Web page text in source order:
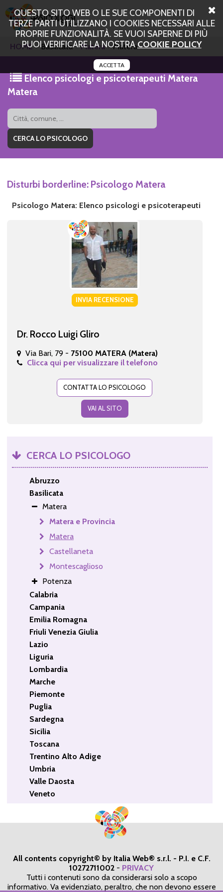
QUESTO SITO WEB O LE SUE COMPONENTI DI
TERZE PARTI UTILIZZANO I COOKIES NECESSARI ALLE
PROPRIE FUNZIONALITÀ. SE VUOI SAPERNE DI PIÙ
PUOI VERIFICARE LA NOSTRACOOKIE POLICY
ACCETTA
HOME Basilicata Matera Matera
Elenco psicologi e psicoterapeuti Matera
Matera
Disturbi borderline: Psicologo Matera
Psicologo Matera: Elenco psicologi e psicoterapeuti
INVIA RECENSIONE
Dr. Rocco Luigi Gliro
Via Bari, 79 - 75100 MATERA (Matera)
Clicca qui per visualizzare il telefono
CONTATTA LO PSICOLOGO
VAI AL SITO
CERCA LO PSICOLOGO
Abruzzo
Basilicata
Matera
Matera e Provincia
Matera
Castellaneta
Montescaglioso
Potenza
Calabria
Campania
Emilia Romagna
Friuli Venezia Giulia
Lazio
Liguria
Lombardia
Marche
Piemonte
Puglia
Sardegna
Sicilia
Toscana
Trentino Alto Adige
Umbria
Valle Daosta
Veneto
All contents copyright© by Italia Web® s.r.l. - P.I. e C.F.
10272711002 - PRIVACY
Tutti i contenuti sono da considerarsi solo a scopo
informativo. Va evidenziato, peraltro, che non devono essere